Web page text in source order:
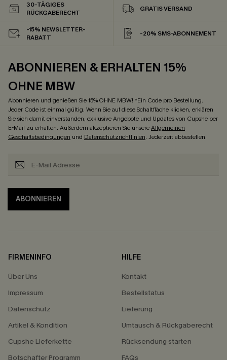
30-TÄGIGES
RÜCKGABERECHT
GRATIS VERSAND
-15% NEWSLETTER-
RABATT
-20% SMS-ABONNEMENT
ABONNIEREN & ERHALTEN 15%
OHNE MBW
Abonnieren und genießen Sie 15% OHNE MBW! *Ein Code pro Bestellung.
Jeder Code ist einmal gültig. Wenn Sie auf diese Schaltfläche klicken, erklären
Sie sich damit einverstanden, exklusive Angebote und Updates von Cupshe per
E-Mail zu erhalten. Außerdem akzeptieren Sie unsereAllgemeinen
Geschäftsbedingungen und Datenschutzrichtlinien. Jederzeit abbestellen.
ABONNIEREN
FIRMENINFO
Über Uns
Impressum
Datenschutz
Artikel & Kondition
Cupshe Lieferkette
Botschafter Programm
HILFE
Kontakt
Bestellstatus
Lieferung
Umtausch & Rückgaberecht
Rücksendung starten
FAQs